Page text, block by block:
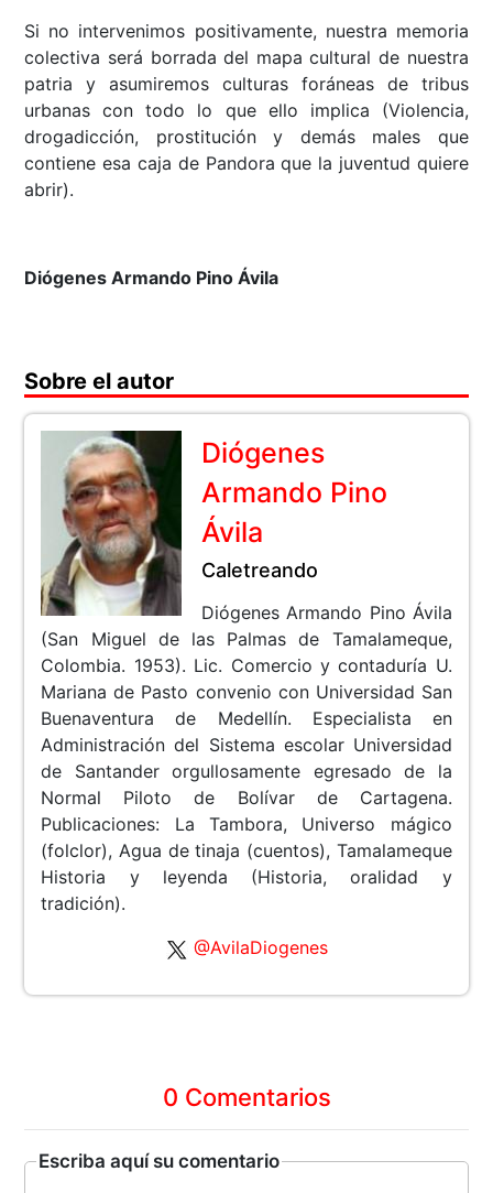
Si no intervenimos positivamente, nuestra memoria
colectiva será borrada del mapa cultural de nuestra
patria y asumiremos culturas foráneas de tribus
urbanas con todo lo que ello implica (Violencia,
drogadicción, prostitución y demás males que
contiene esa caja de Pandora que la juventud quiere
abrir).
Diógenes Armando Pino Ávila
Sobre el autor
Diógenes
Armando Pino
Ávila
Caletreando
Diógenes Armando Pino Ávila
(San Miguel de las Palmas de Tamalameque,
Colombia. 1953). Lic. Comercio y contaduría U.
Mariana de Pasto convenio con Universidad San
Buenaventura de Medellín. Especialista en
Administración del Sistema escolar Universidad
de Santander orgullosamente egresado de la
Normal Piloto de Bolívar de Cartagena.
Publicaciones: La Tambora, Universo mágico
(folclor), Agua de tinaja (cuentos), Tamalameque
Historia y leyenda (Historia, oralidad y
tradición).
@AvilaDiogenes
0 Comentarios
Escriba aquí su comentario